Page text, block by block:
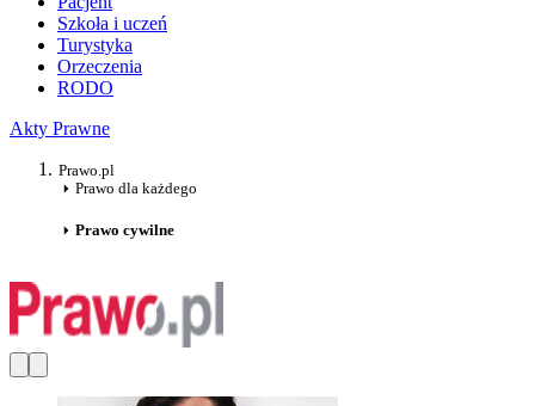
Szkoła i uczeń
Turystyka
Orzeczenia
RODO
Akty Prawne
Prawo.pl
Prawo dla każdego
Prawo cywilne